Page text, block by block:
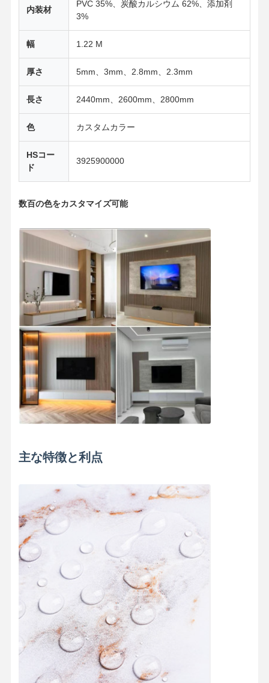
内装材
PVC 35%、炭酸カルシウム 62%、添加剤
3%
幅 1.22 M
厚さ 5mm、3mm、2.8mm、2.3mm
長さ 2440mm、2600mm、2800mm
色 カスタムカラー
HSコー
ド
3925900000
数百の色をカスタマイズ可能
主な特徴と利点